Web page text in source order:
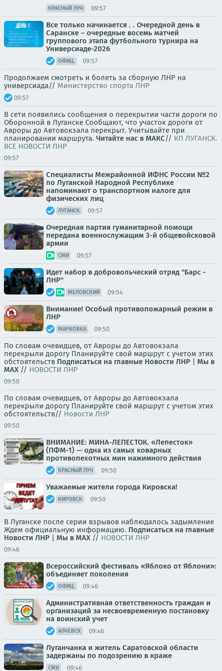
КРАСНЫЙ ЛУЧ 09:57
Все только начинается . . Очередной день в
Саранске – очередные восемь матчей
группового этапа футбольного турнира на
Универсиаде-2026
ОФИЦ. 09:57
Продолжаем смотреть и болеть за сборную ЛНР на
универсиада// Министерство спорта ЛНР
09:57
В сети появились сообщения о перекрытии части дороги по
Оборонной в Луганске Сообщают, что участок дороги от
Авроры до Автовокзала перекрыт. Учитывайте при
планировании маршрута. Читайте нас в МАКС// КП ЛУГАНСК.
ВСЕ НОВОСТИ ЛНР
09:57
Специалисты Межрайонной ИФНС России №2
по Луганской Народной Республике
напоминают о транспортном налоге для
физических лиц
ЛУГАНСК 09:57
Очередная партия гуманитарной помощи
передана военнослужащим 3-й общевойсковой
армии
СМИ 09:57
Идет набор в добровольческий отряд "Барс -
ЛНР"
МЕЛОВСКИЙ 09:54
Внимание! Особый противопожарный режим в
ЛНР
МАРКОВКА 09:50
По словам очевидцев, от Авроры до Автовокзала
перекрыли дорогу Планируйте свой маршрут с учетом этих
обстоятельств Подписаться на главные Новости ЛНР | Мы в
MAX // НОВОСТИ ЛНР
09:50
По словам очевидцев, от Авроры до Автовокзала
перекрыли дорогу Планируйте свой маршрут с учетом этих
обстоятельств// Новости ЛНР
09:50
ВНИМАНИЕ: МИНА-ЛЕПЕСТОК. «Лепесток»
(ПФМ-1) — одна из самых коварных
противопехотных мин нажимного действия
КРАСНЫЙ ЛУЧ 09:50
Уважаемые жители города Кировска!
КИРОВСК 09:50
В Луганске после серии взрывов наблюдалось задымление
Ждем официальную информацию. Подписаться на главные
Новости ЛНР | Мы в MAX // НОВОСТИ ЛНР
09:46
Всероссийский фестиваль «Яблоко от Яблони»:
объединяет поколения
ОФИЦ. 09:46
Административная ответственность граждан и
организаций за несвоевременную постановку
на воинский учет
АЛЧЕВСК 09:46
Луганчанка и житель Саратовской области
задержаны по подозрению в краже
СМИ 09:46